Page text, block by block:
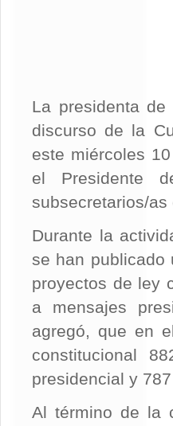
La presidenta
discurso de la
este miércoles
el Presidente
subsecretarios/as
Durante la
se han publicado
proyectos de ley
a mensajes
agregó, que en
constitucional
presidencial y
Al término de la